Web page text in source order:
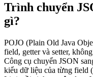
Trình chuyển
gì?
POJO (Plain Old Java
field, getter và setter,
Công cụ chuyển JSON
kiểu dữ liệu của từng field